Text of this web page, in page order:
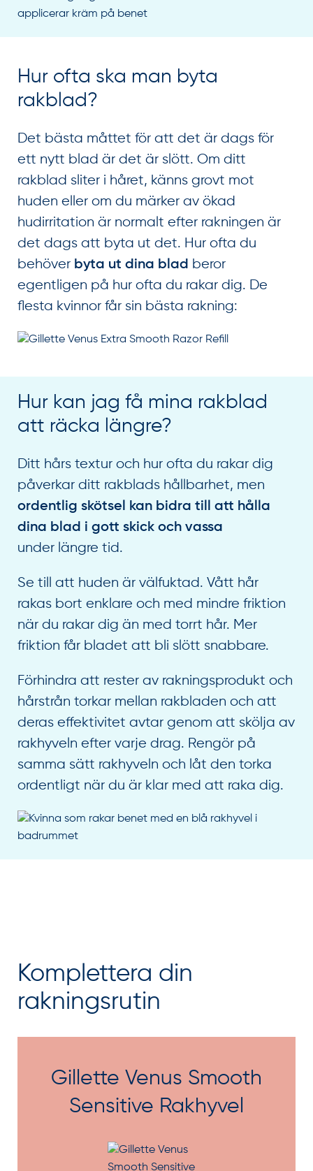
Hur ofta ska man byta
rakblad?
Det bästa måttet för att det är dags för
ett nytt blad är det är slött. Om ditt
rakblad sliter i håret, känns grovt mot
huden eller om du märker av ökad
hudirritation är normalt efter rakningen är
det dags att byta ut det. Hur ofta du
behöver byta ut dina blad beror
egentligen på hur ofta du rakar dig. De
flesta kvinnor får sin bästa rakning:
Hur kan jag få mina rakblad
att räcka längre?
Ditt hårs textur och hur ofta du rakar dig
påverkar ditt rakblads hållbarhet, men
ordentlig skötsel kan bidra till att hålla
dina blad i gott skick och vassa
under längre tid.
Se till att huden är välfuktad. Vått hår
rakas bort enklare och med mindre friktion
när du rakar dig än med torrt hår. Mer
friktion får bladet att bli slött snabbare.
Förhindra att rester av rakningsprodukt och
hårstrån torkar mellan rakbladen och att
deras effektivitet avtar genom att skölja av
rakhyveln efter varje drag. Rengör på
samma sätt rakhyveln och låt den torka
ordentligt när du är klar med att raka dig.
Komplettera din
rakningsrutin
Gillette Venus Smooth
Sensitive Rakhyvel